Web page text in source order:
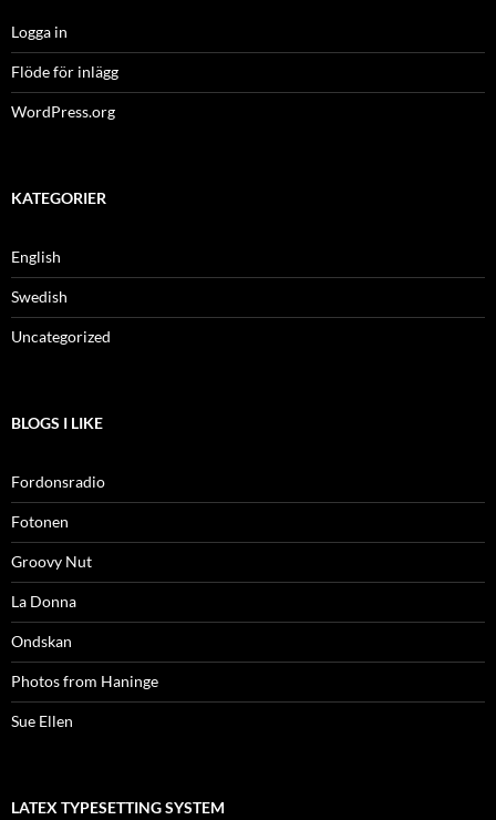
Logga in
Flöde för inlägg
WordPress.org
KATEGORIER
English
Swedish
Uncategorized
BLOGS I LIKE
Fordonsradio
Fotonen
Groovy Nut
La Donna
Ondskan
Photos from Haninge
Sue Ellen
LATEX TYPESETTING SYSTEM